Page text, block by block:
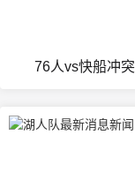
76人vs快船冲突